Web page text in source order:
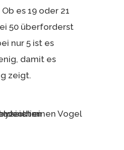
es 19 oder 21
50 überforderst
nur 5 ist es
damit es
zeigt.